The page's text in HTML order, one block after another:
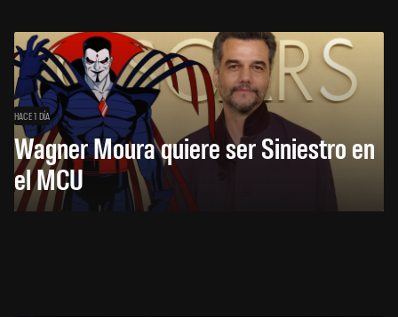
HACE 1 DÍA
Wagner Moura quiere ser Siniestro en
el MCU